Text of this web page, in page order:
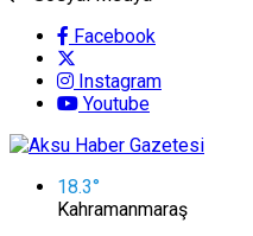
Facebook
Instagram
Youtube
18.3°
Kahramanmaraş